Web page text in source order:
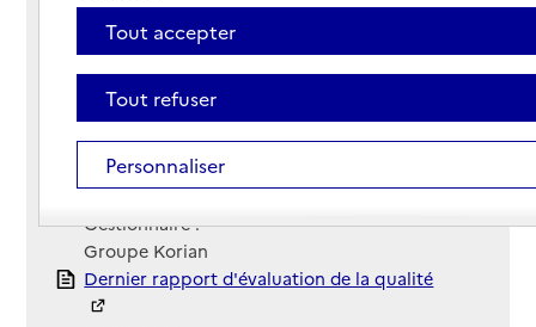
24 route de Dijon
21110 - Aiserey
Voir itinéraire
Téléphone :
03 80 29 77 21
Contact
Contact
Site Internet
Site internet
Gestionnaire :
Groupe Korian
Rapport HAS
Dernier rapport d'évaluation de la qualité
Tout accepter
Tout refuser
Personnaliser